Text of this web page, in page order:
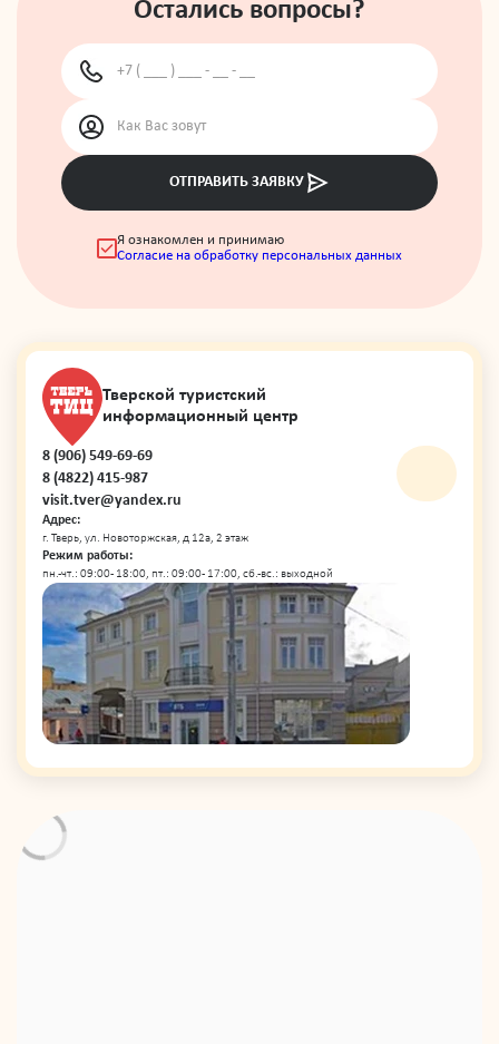
Остались вопросы?
ОТПРАВИТЬ ЗАЯВКУ
Я ознакомлен и принимаю
Согласие на обработку персональных данных
Тверской туристский
информационный центр
8 (906) 549-69-69
8 (4822) 415-987
visit.tver@yandex.ru
Адрес:
г. Тверь, ул. Новоторжская, д 12а, 2 этаж
Режим работы:
пн.-чт.: 09:00 - 18:00, пт.: 09:00 - 17:00, сб.-вс.: выходной